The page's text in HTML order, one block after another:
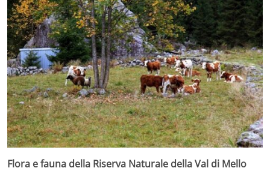
Flora e fauna della Riserva Naturale della Val di Mello